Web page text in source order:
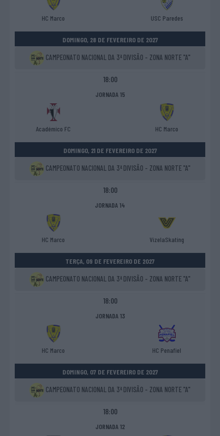
HC Marco USC Paredes
DOMINGO, 28 DE FEVEREIRO DE 2027
CAMPEONATO NACIONAL DA 3ª DIVISÃO - ZONA NORTE "A"
18:00
JORNADA 15
Académico FC HC Marco
DOMINGO, 21 DE FEVEREIRO DE 2027
CAMPEONATO NACIONAL DA 3ª DIVISÃO - ZONA NORTE "A"
18:00
JORNADA 14
HC Marco VizelaSkating
TERÇA, 09 DE FEVEREIRO DE 2027
CAMPEONATO NACIONAL DA 3ª DIVISÃO - ZONA NORTE "A"
18:00
JORNADA 13
HC Marco HC Penafiel
DOMINGO, 07 DE FEVEREIRO DE 2027
CAMPEONATO NACIONAL DA 3ª DIVISÃO - ZONA NORTE "A"
18:00
JORNADA 12